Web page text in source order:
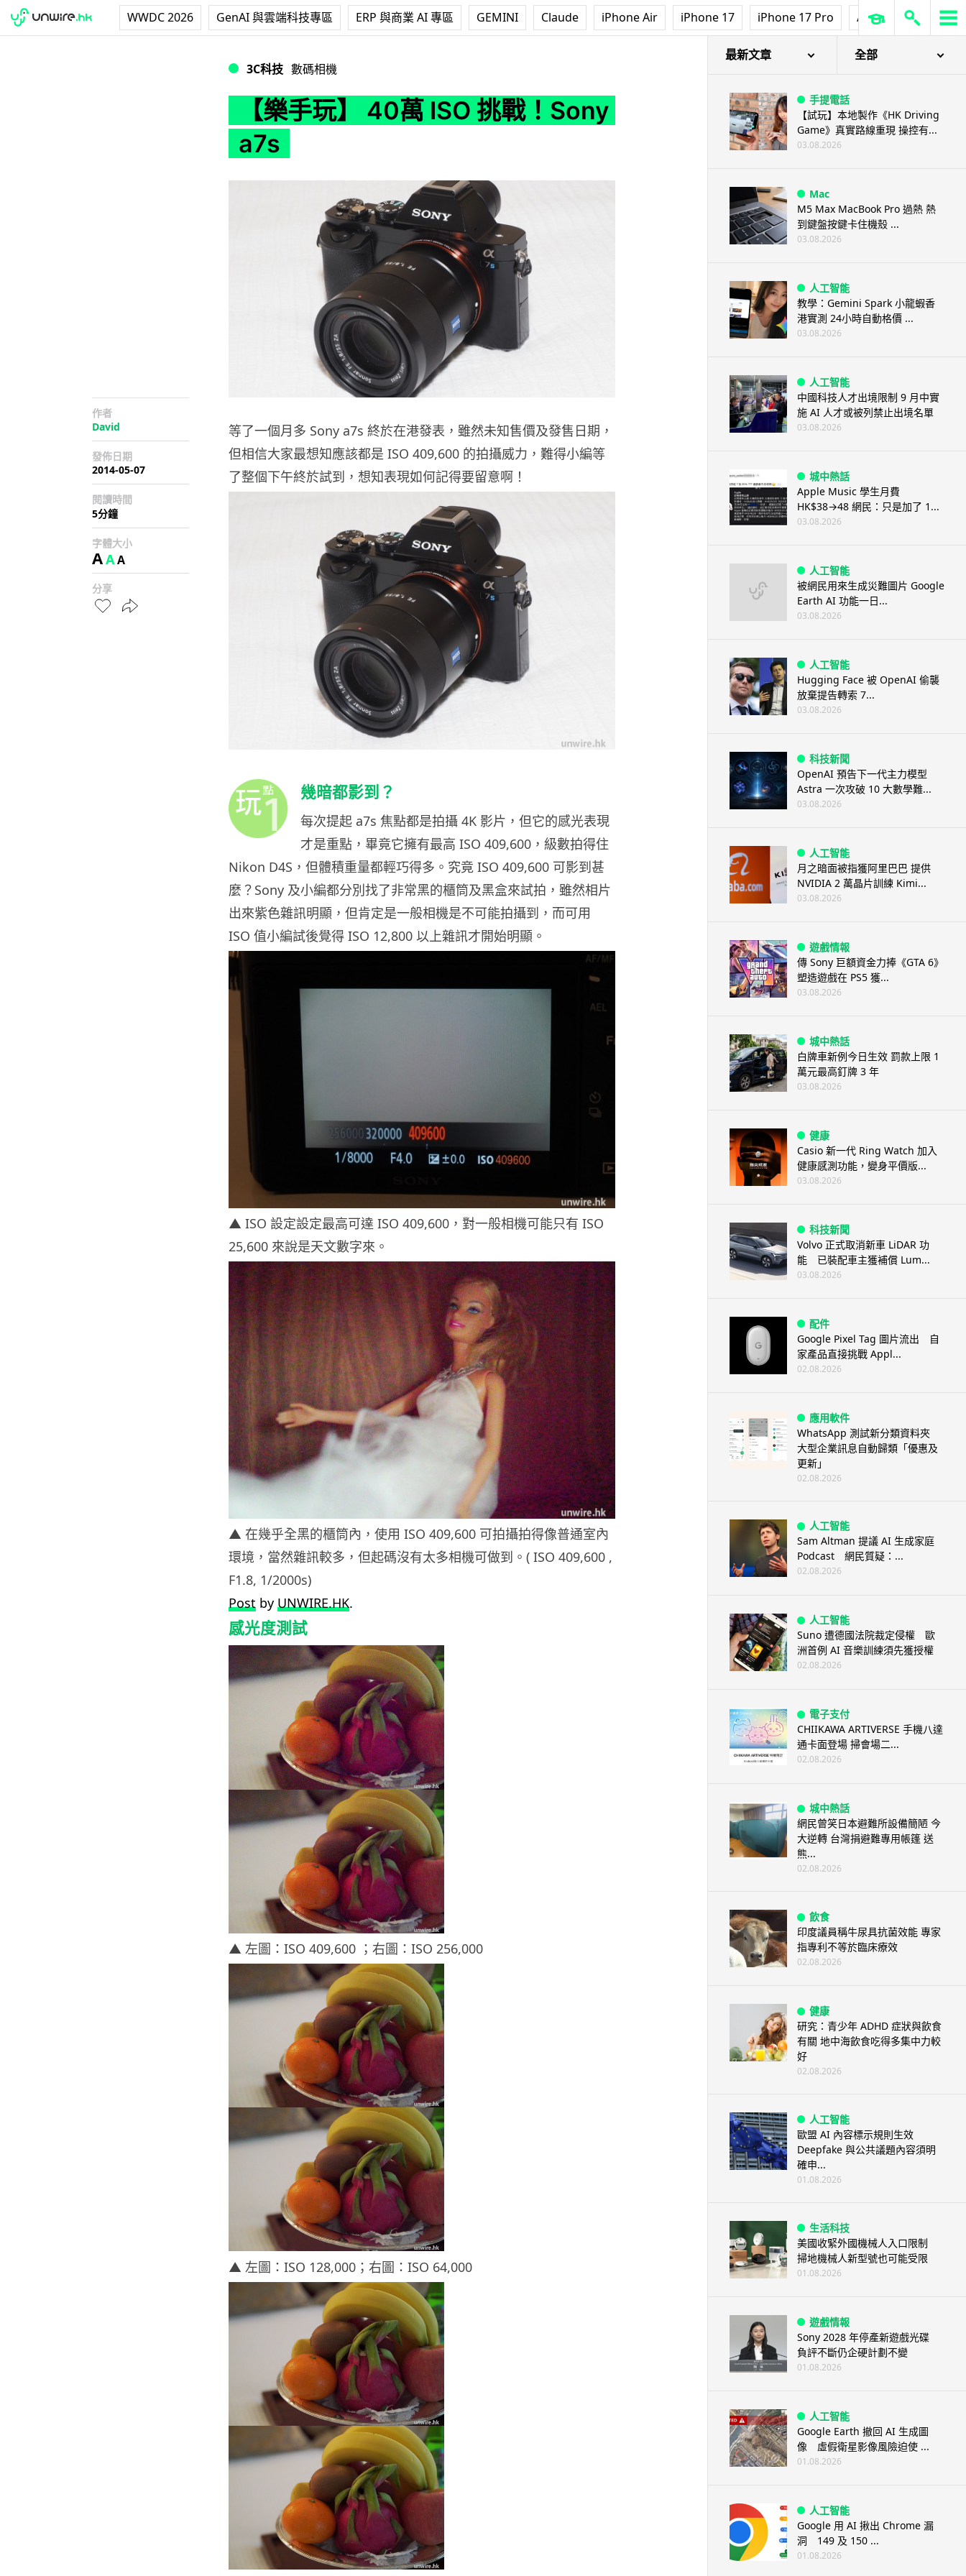
WWDC 2026 GenAI 與雲端科技專區 ERP 與商業 AI 專區 GEMINI Claude iPhone Air iPhone 17 iPhone 17 Pro AirPods Pro 3
3C科技 數碼相機
【樂手玩】 40萬 ISO 挑戰！Sony
a7s
作者
David
發佈日期
2014-05-07
閱讀時間
5分鐘
字體大小
AAA
分享
等了一個月多 Sony a7s 終於在港發表，雖然未知售價及發售日期，
但相信大家最想知應該都是 ISO 409,600 的拍攝威力，難得小編等
了整個下午終於試到，想知表現如何記得要留意啊！
幾暗都影到？
每次提起 a7s 焦點都是拍攝 4K 影片，但它的感光表現
才是重點，畢竟它擁有最高 ISO 409,600，級數拍得住
Nikon D4S，但體積重量都輕巧得多。究竟 ISO 409,600 可影到甚
麼？Sony 及小編都分別找了非常黑的櫃筒及黑盒來試拍，雖然相片
出來紫色雜訊明顯，但肯定是一般相機是不可能拍攝到，而可用
ISO 值小編試後覺得 ISO 12,800 以上雜訊才開始明顯。
▲ ISO 設定設定最高可達 ISO 409,600，對一般相機可能只有 ISO
25,600 來說是天文數字來。
▲ 在幾乎全黑的櫃筒內，使用 ISO 409,600 可拍攝拍得像普通室內
環境，當然雜訊較多，但起碼沒有太多相機可做到。( ISO 409,600 ,
F1.8, 1/2000s)
Post by UNWIRE.HK.
感光度測試
▲ 左圖：ISO 409,600 ；右圖：ISO 256,000
▲ 左圖：ISO 128,000；右圖：ISO 64,000
最新文章 全部
手提電話
【試玩】本地製作《HK Driving
Game》真實路線重現 操控有...
03.08.2026
Mac
M5 Max MacBook Pro 過熱 熱
到鍵盤按鍵卡住機殼 ...
03.08.2026
人工智能
教學：Gemini Spark 小龍蝦香
港實測 24小時自動格價 ...
03.08.2026
人工智能
中國科技人才出境限制 9 月中實
施 AI 人才或被列禁止出境名單
03.08.2026
城中熱話
Apple Music 學生月費
HK$38→48 網民：只是加了 1...
03.08.2026
人工智能
被網民用來生成災難圖片 Google
Earth AI 功能一日...
03.08.2026
人工智能
Hugging Face 被 OpenAI 偷襲
放棄提告轉索 7...
03.08.2026
科技新聞
OpenAI 預告下一代主力模型
Astra 一次攻破 10 大數學難...
03.08.2026
人工智能
月之暗面被指獲阿里巴巴 提供
NVIDIA 2 萬晶片訓練 Kimi...
03.08.2026
遊戲情報
傳 Sony 巨額資金力捧《GTA 6》
塑造遊戲在 PS5 獲...
03.08.2026
城中熱話
白牌車新例今日生效 罰款上限 1
萬元最高釘牌 3 年
03.08.2026
健康
Casio 新一代 Ring Watch 加入
健康感測功能，變身平價版...
03.08.2026
科技新聞
Volvo 正式取消新車 LiDAR 功
能 已裝配車主獲補償 Lum...
03.08.2026
配件
Google Pixel Tag 圖片流出 自
家產品直接挑戰 Appl...
02.08.2026
應用軟件
WhatsApp 測試新分類資料夾
大型企業訊息自動歸類「優惠及
更新」
02.08.2026
人工智能
Sam Altman 提議 AI 生成家庭
Podcast 網民質疑：...
02.08.2026
人工智能
Suno 遭德國法院裁定侵權 歐
洲首例 AI 音樂訓練須先獲授權
02.08.2026
電子支付
CHIIKAWA ARTIVERSE 手機八達
通卡面登場 掃會場二...
02.08.2026
城中熱話
網民曾笑日本避難所設備簡陋 今
大逆轉 台灣捐避難專用帳篷 送
熊...
02.08.2026
飲食
印度議員稱牛尿具抗菌效能 專家
指專利不等於臨床療效
02.08.2026
健康
研究：青少年 ADHD 症狀與飲食
有關 地中海飲食吃得多集中力較
好
02.08.2026
人工智能
歐盟 AI 內容標示規則生效
Deepfake 與公共議題內容須明
確申...
01.08.2026
生活科技
美國收緊外國機械人入口限制
掃地機械人新型號也可能受限
01.08.2026
遊戲情報
Sony 2028 年停產新遊戲光碟
負評不斷仍企硬計劃不變
01.08.2026
人工智能
Google Earth 撤回 AI 生成圖
像 虛假衛星影像風險迫使 ...
01.08.2026
人工智能
Google 用 AI 揪出 Chrome 漏
洞 149 及 150 ...
01.08.2026